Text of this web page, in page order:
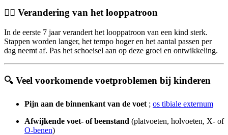
🚶‍♀️ Verandering van het looppatroon
In de eerste 7 jaar verandert het looppatroon van een kind sterk.
Stappen worden langer, het tempo hoger en het aantal passen per
dag neemt af. Pas het schoeisel aan op deze groei en ontwikkeling.
🔍 Veel voorkomende voetproblemen bij kinderen
Pijn aan de binnenkant van de voet ; os tibiale externum
Afwijkende voet- of beenstand (platvoeten, holvoeten, X- of
O-benen)